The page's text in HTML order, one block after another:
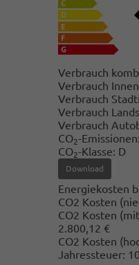
Verbrauch
Verbrauch
Verbrauch
Verbrauch
Verbrauch
CO2-Emissionen:
CO2-Klasse: D
Download
Energiekosten
CO2 Kosten
CO2 Kosten
2.800,12 €
CO2 Kosten
Jahressteuer: